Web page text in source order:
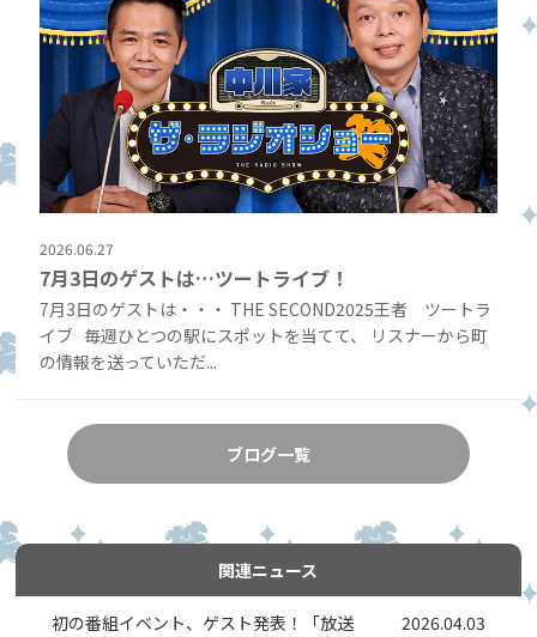
2026.06.27
7月3日のゲストは…ツートライブ！
7月3日のゲストは・・・ THE SECOND2025王者 ツートラ
イブ 毎週ひとつの駅にスポットを当てて、 リスナーから町
の情報を送っていただ...
ブログ一覧
関連ニュース
初の番組イベント、ゲスト発表！「放送
2026.04.03